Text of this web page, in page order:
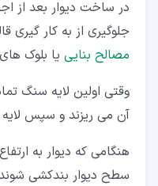
در ساخت دیوار بعد از
جلوگیری از به ­کار گیری
مصالح بنایی یا بلوک
وقتی اولین لایه سنگ
آن می ریزند و سپس
هنگامی که دیوار به
سطح دیوار بندکشی